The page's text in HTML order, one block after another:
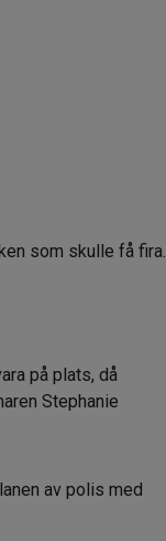
som skulle få fira.
på plats, då
Stephanie
av polis med